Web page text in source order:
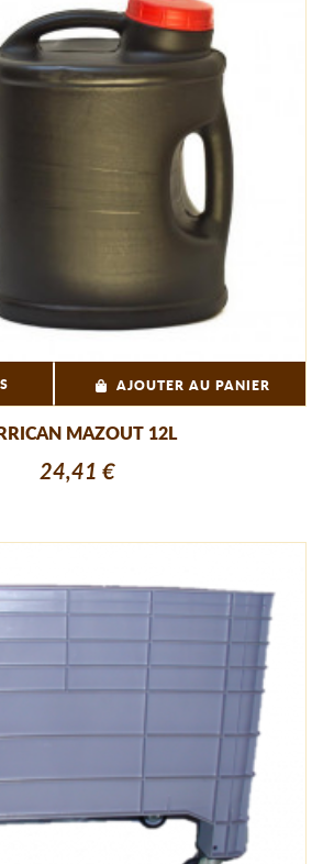
AJOUTER AU PANIER
MAZOUT 12L
24,41 €